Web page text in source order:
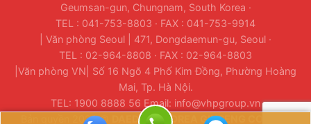
Geumsan-gun, Chungnam, South Korea ·
TEL : 041-753-8803 · FAX : 041-753-9914
| Văn phòng Seoul | 471, Dongdaemun-gu, Seoul ·
TEL : 02-964-8808 · FAX : 02-964-8803
|Văn phòng VN| Số 16 Ngõ 4 Phố Kim Đồng, Phường Hoàng
Mai, Tp. Hà Nội.
TEL: 1900 8888 56 Email: info@vhpgroup.vn
Bản quyền 2026 ©
DAEDONG KOREA GINSENG CO., LTD.